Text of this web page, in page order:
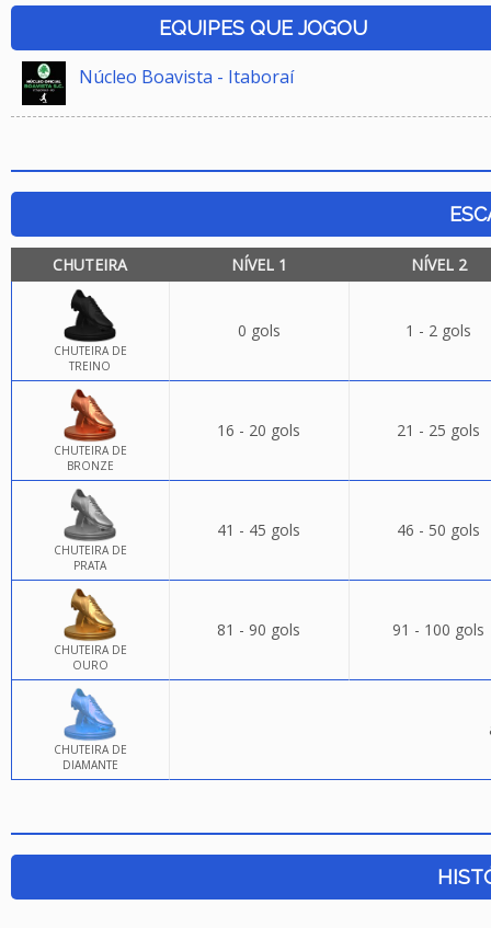
EQUIPES QUE JOGOU
Núcleo Boavista - Itaboraí
CHUTEIRA NÍVEL 1 NÍVEL 2
CHUTEIRA DE
TREINO
0 gols 1 - 2 gols
CHUTEIRA DE
BRONZE
16 - 20 gols 21 - 25 gols
CHUTEIRA DE
PRATA
41 - 45 gols 46 - 50 gols
CHUTEIRA DE
OURO
81 - 90 gols 91 - 100 gols
CHUTEIRA DE
DIAMANTE